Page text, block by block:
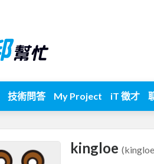
技術問答 My Project iT 徵才
kingloe